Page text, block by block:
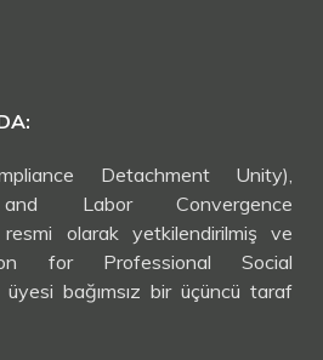
Detachment Unity),
Labor Convergence
resmi olarak yetkilendirilmiş ve
for Professional Social
bağımsız bir üçüncü taraf